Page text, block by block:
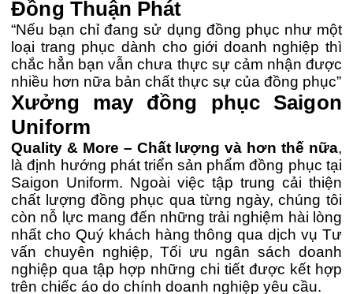
Đồng Thuận Phát
“Nếu bạn chỉ đang sử dụng đồng phục như một
loại trang phục dành cho giới doanh nghiệp thì
chắc hẳn bạn vẫn chưa thực sự cảm nhận được
nhiều hơn nữa bản chất thực sự của đồng phục”
Xưởng may đồng phục Saigon
Uniform
Quality & More – Chất lượng và hơn thế nữa,
là định hướng phát triển sản phẩm đồng phục tại
Saigon Uniform. Ngoài việc tập trung cải thiện
chất lượng đồng phục qua từng ngày, chúng tôi
còn nỗ lực mang đến những trải nghiệm hài lòng
nhất cho Quý khách hàng thông qua dịch vụ Tư
vấn chuyên nghiệp, Tối ưu ngân sách doanh
nghiệp qua tập hợp những chi tiết được kết hợp
trên chiếc áo do chính doanh nghiệp yêu cầu.